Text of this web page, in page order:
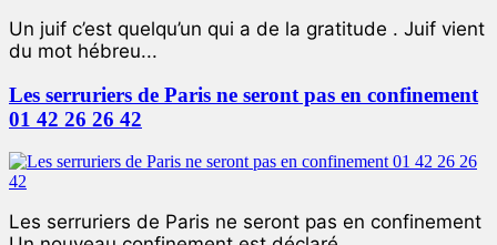
Un juif c’est quelqu’un qui a de la gratitude . Juif vient
du mot hébreu...
Les serruriers de Paris ne seront pas en confinement
01 42 26 26 42
Les serruriers de Paris ne seront pas en confinement